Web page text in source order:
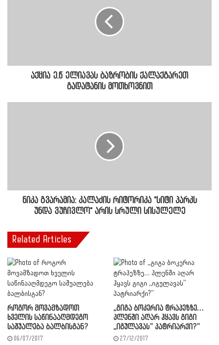
აქცია ე.წ ელიავას ბაზრობის ქალაქგარეთ
გადატანის მოთხოვნით
ნიკა გვარამია: კალაძის რიტორიკა "სიტი პარკს
უნდა ვუჩივლო" არის სრული სისულელე
Related Articles
როგორ მოვამზადოთ
ხველის საწინააღმდეგო
საშუალება ბალბისგან?
06/07/2017
,,გიგა ბოკერია ტრაპეზზე…
პლენში აღარ ჰყავს გიგი
,,იგულავას” პატრიარქი?”
27/12/2017